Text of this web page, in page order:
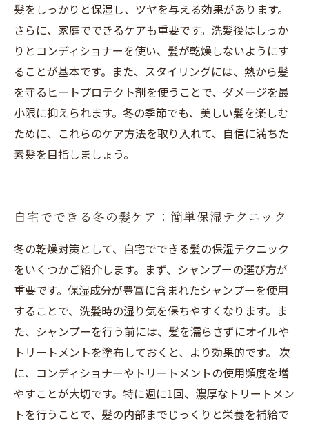
髪をしっかりと保湿し、ツヤを与える効果があります。
さらに、家庭でできるケアも重要です。洗髪後はしっか
りとコンディショナーを使い、髪が乾燥しないようにす
ることが基本です。また、スタイリングには、熱から髪
を守るヒートプロテクト剤を使うことで、ダメージを最
小限に抑えられます。冬の季節でも、美しい髪を楽しむ
ために、これらのケア方法を取り入れて、自信に満ちた
素髪を目指しましょう。
自宅でできる冬の髪ケア：簡単保湿テクニック
冬の乾燥対策として、自宅でできる髪の保湿テクニック
をいくつかご紹介します。まず、シャンプーの選び方が
重要です。保湿成分が豊富に含まれたシャンプーを使用
することで、洗髪時の湿り気を保ちやすくなります。ま
た、シャンプーを行う前には、髪を濡らさずにオイルや
トリートメントを塗布しておくと、より効果的です。 次
に、コンディショナーやトリートメントの使用頻度を増
やすことが大切です。特に週に1回、濃厚なトリートメン
トを行うことで、髪の内部までじっくりと栄養を補給で